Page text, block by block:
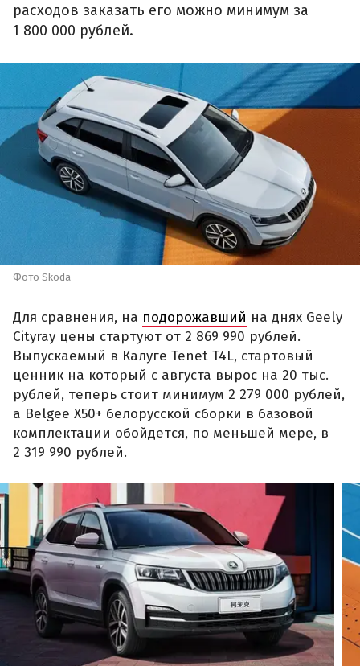
расходов заказать его можно минимум за
1 800 000 рублей.
Фото Skoda
Для сравнения, на подорожавший на днях Geely
Cityray цены стартуют от 2 869 990 рублей.
Выпускаемый в Калуге Tenet T4L, стартовый
ценник на который с августа вырос на 20 тыс.
рублей, теперь стоит минимум 2 279 000 рублей,
а Belgee X50+ белорусской сборки в базовой
комплектации обойдется, по меньшей мере, в
2 319 990 рублей.